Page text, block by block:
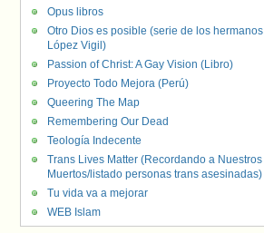
Opus libros
Otro Dios es posible (serie de los hermanos
López Vigil)
Passion of Christ: A Gay Vision (Libro)
Proyecto Todo Mejora (Perú)
Queering The Map
Remembering Our Dead
Teología Indecente
Trans Lives Matter (Recordando a Nuestros
Muertos/listado personas trans asesinadas)
Tu vida va a mejorar
WEB Islam